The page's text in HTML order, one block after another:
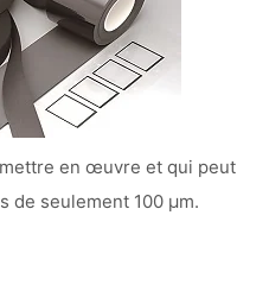
en œuvre et qui peut
de seulement 100 µm.